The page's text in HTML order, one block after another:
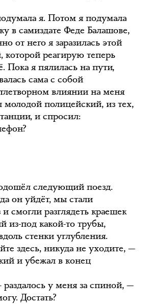
я. Потом я подумала
в самиздате Феде Балашове,
от него я заразилась этой
которой реагирую теперь
Пока я пялилась на пути,
сама с собой
влиянии на меня
полицейский, из тех,
и спросил:
следующий поезд.
он уйдёт, мы стали
и смогли разглядеть краешек
из-под какой-то трубы,
стенки углубления.
здесь, никуда не уходите, —
и убежал в конец
у меня за спиной, —
Достать?